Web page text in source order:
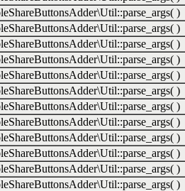
)
)
)
)
)
)
)
)
)
)
)
)